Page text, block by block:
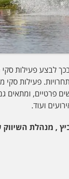
לבצע פעילות סקי
פעילות
פרטיים,
ועוד.
, מנהלת